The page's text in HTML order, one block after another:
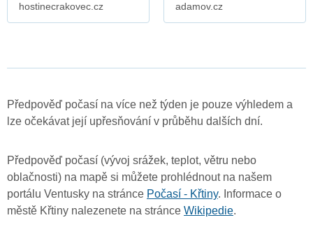
hostinecrakovec.cz
adamov.cz
Předpověď počasí na více než týden je pouze výhledem a
lze očekávat její upřesňování v průběhu dalších dní.
Předpověď počasí (vývoj srážek, teplot, větru nebo
oblačnosti) na mapě si můžete prohlédnout na našem
portálu Ventusky na stránce Počasí - Křtiny. Informace o
městě Křtiny nalezenete na stránce Wikipedie.